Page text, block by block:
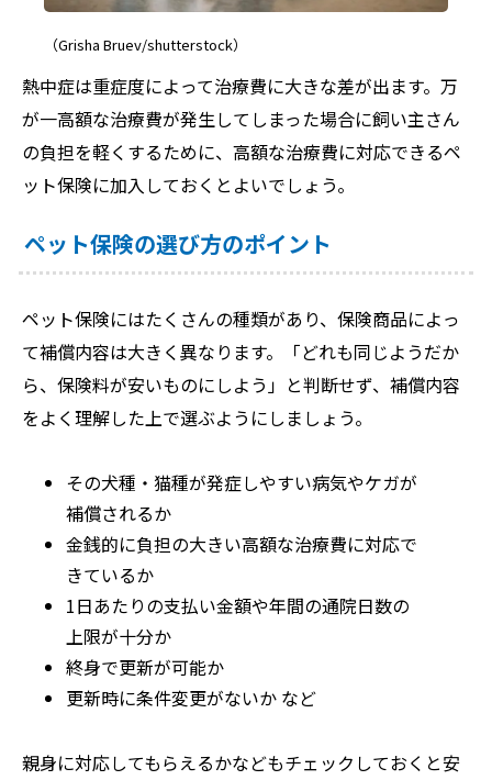
（Grisha Bruev/shutterstock）
熱中症は重症度によって治療費に大きな差が出ます。万
が一高額な治療費が発生してしまった場合に飼い主さん
の負担を軽くするために、高額な治療費に対応できるペ
ット保険に加入しておくとよいでしょう。
ペット保険の選び方のポイント
ペット保険にはたくさんの種類があり、保険商品によっ
て補償内容は大きく異なります。「どれも同じようだか
ら、保険料が安いものにしよう」と判断せず、補償内容
をよく理解した上で選ぶようにしましょう。
その犬種・猫種が発症しやすい病気やケガが
補償されるか
金銭的に負担の大きい高額な治療費に対応で
きているか
1日あたりの支払い金額や年間の通院日数の
上限が十分か
終身で更新が可能か
更新時に条件変更がないか など
親身に対応してもらえるかなどもチェックしておくと安